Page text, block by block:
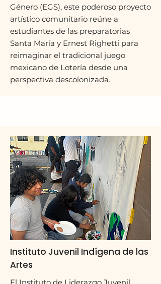
Género (EGS), este poderoso proyecto
artístico comunitario reúne a
estudiantes de las preparatorias
Santa María y Ernest Righetti para
reimaginar el tradicional juego
mexicano de Lotería desde una
perspectiva descolonizada.
Instituto Juvenil Indígena de las
Artes